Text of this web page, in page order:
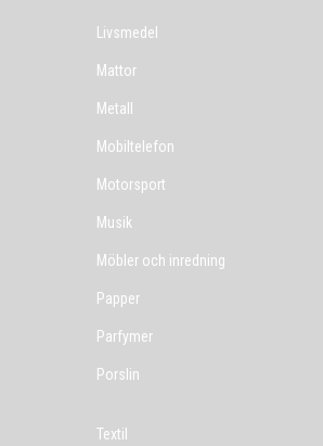
Livsmedel
Mattor
Metall
Mobiltelefon
Motorsport
Musik
Möbler och inredning
Papper
Parfymer
Porslin
Textil